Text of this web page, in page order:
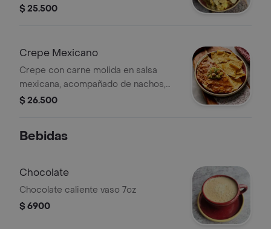
tajadas de pan.
$ 25.500
Crepe Mexicano
Crepe con carne molida en salsa
mexicana, acompañado de nachos,
lechuga, tomate y trozos de aguacate.
$ 26.500
Bebidas
Chocolate
Chocolate caliente vaso 7oz
$ 6900